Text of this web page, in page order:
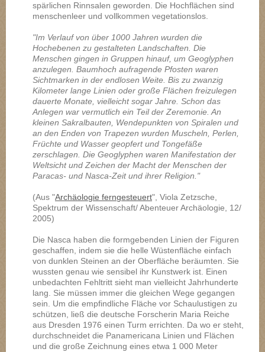
spärlichen Rinnsalen geworden. Die Hochflächen sind
menschenleer und vollkommen vegetationslos.
"Im Verlauf von über 1000 Jahren wurden die
Hochebenen zu gestalteten Landschaften. Die
Menschen gingen in Gruppen hinauf, um Geoglyphen
anzulegen. Baumhoch aufragende Pfosten waren
Sichtmarken in der endlosen Weite. Bis zu zwanzig
Kilometer lange Linien oder große Flächen freizulegen
dauerte Monate, vielleicht sogar Jahre. Schon das
Anlegen war vermutlich ein Teil der Zeremonie. An
kleinen Sakralbauten, Wendepunkten von Spiralen und
an den Enden von Trapezen wurden Muscheln, Perlen,
Früchte und Wasser geopfert und Tongefäße
zerschlagen. Die Geoglyphen waren Manifestation der
Weltsicht und Zeichen der Macht der Menschen der
Paracas- und Nasca-Zeit und ihrer Religion."
(Aus "Archäologie ferngesteuert", Viola Zetzsche,
Spektrum der Wissenschaft/ Abenteuer Archäologie, 12/
2005)
Die Nasca haben die formgebenden Linien der Figuren
geschaffen, indem sie die helle Wüstenfläche einfach
von dunklen Steinen an der Oberfläche beräumten. Sie
wussten genau wie sensibel ihr Kunstwerk ist. Einen
unbedachten Fehltritt sieht man vielleicht Jahrhunderte
lang. Sie müssen immer die gleichen Wege gegangen
sein. Um die empfindliche Fläche vor Schaulustigen zu
schützen, ließ die deutsche Forscherin Maria Reiche
aus Dresden 1976 einen Turm errichten. Da wo er steht,
durchschneidet die Panamericana Linien und Flächen
und die große Zeichnung eines etwa 1 000 Meter